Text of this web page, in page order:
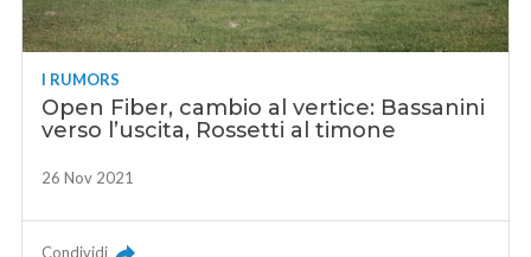
I RUMORS
Open Fiber, cambio al vertice: Bassanini
verso l’uscita, Rossetti al timone
26 Nov 2021
Condividi